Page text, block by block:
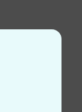
és kis